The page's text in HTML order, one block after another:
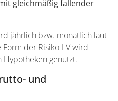
gleichmäßig fallender
jährlich bzw. monatlich laut
der Risiko-LV wird
Hypotheken genutzt.
und